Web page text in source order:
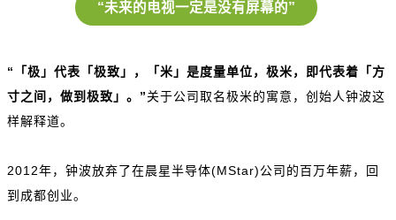
“未来的电视一定是没有屏幕的”
“「极」代表「极致」，「米」是度量单位，极米，即代表着「方
寸之间，做到极致」。”关于公司取名极米的寓意，创始人钟波这
样解释道。
2012年，钟波放弃了在晨星半导体(MStar)公司的百万年薪，回
到成都创业。